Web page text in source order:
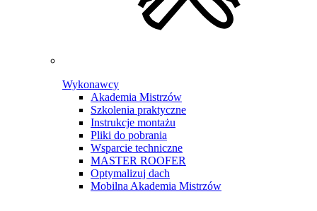
Wykonawcy
Akademia Mistrzów
Szkolenia praktyczne
Instrukcje montażu
Pliki do pobrania
Wsparcie techniczne
MASTER ROOFER
Optymalizuj dach
Mobilna Akademia Mistrzów